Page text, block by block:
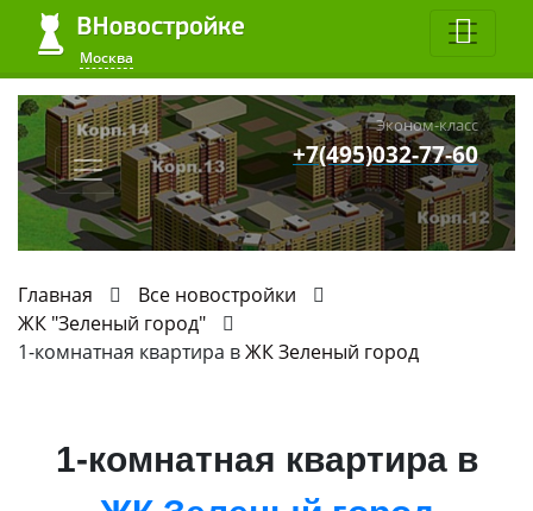
Москва
Эконом-класс
+7(495)032-77-60
Главная
Все новостройки
ЖК "Зеленый город"
1-комнатная квартира вЖК Зеленый город
1-комнатная квартира в